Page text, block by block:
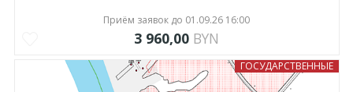
Приём заявок до 01.09.26 16:00
3 960,00 BYN
ГОСУДАРСТВЕННЫЕ